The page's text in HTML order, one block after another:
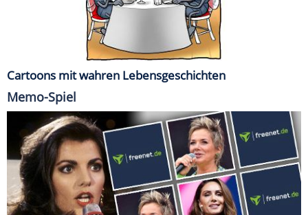
Cartoons mit wahren Lebensgeschichten
Memo-Spiel